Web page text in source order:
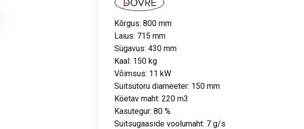
Kõrgus: 800 mm
Laius: 715 mm
Sügavus: 430 mm
Kaal: 150 kg
Võimsus: 11 kW
Suitsutoru diameeter: 150 mm
Köetav maht: 220 m3
Kasutegur: 80 %
Suitsugaaside voolumaht: 7 g/s